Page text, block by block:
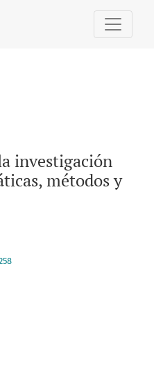
educativa:
investigación
métodos y